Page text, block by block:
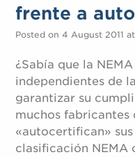
frente a
Posted on 4 August 2011
¿Sabía que la
independientes de
garantizar su
muchos
«autocertifican»
clasificación NEMA